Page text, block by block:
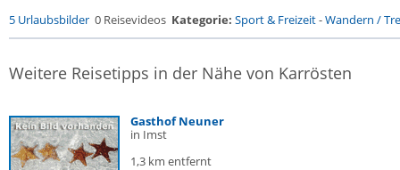
5 Urlaubsbilder 0 Reisevideos Kategorie: Sport & Freizeit-Wandern /
Weitere Reisetipps in der Nähe von Karrösten
Gasthof Neuner
in Imst
1,3 km entfernt